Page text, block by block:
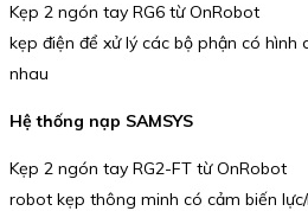
Kẹp 2 ngón tay RG6 từ OnRobot
kẹp điện để xử lý các bộ phận có hình
nhau
Hệ thống nạp SAMSYS
Kẹp 2 ngón tay RG2-FT từ OnRobot
robot kẹp thông minh có cảm biến